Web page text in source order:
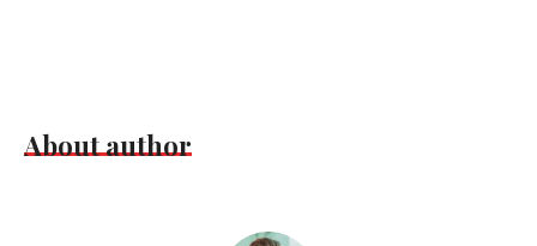
About author